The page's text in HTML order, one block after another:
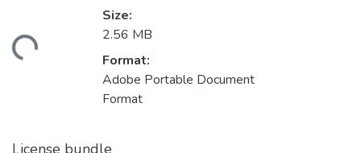
Size:
2.56 MB
Format:
Adobe Portable Document
Format
License bundle